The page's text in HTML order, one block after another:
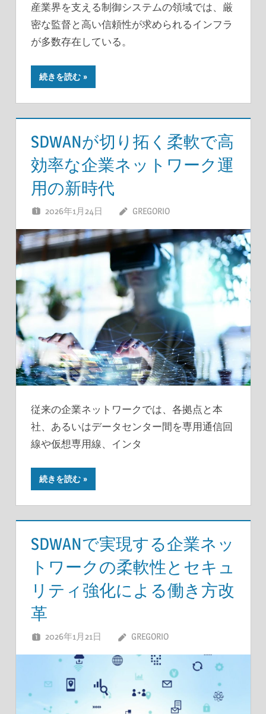
産業界を支える制御システムの領域では、厳
密な監督と高い信頼性が求められるインフラ
が多数存在している。
続きを読む
SDWANが切り拓く柔軟で高
効率な企業ネットワーク運
用の新時代
2026年1月24日 GREGORIO
従来の企業ネットワークでは、各拠点と本
社、あるいはデータセンター間を専用通信回
線や仮想専用線、インタ
続きを読む
SDWANで実現する企業ネッ
トワークの柔軟性とセキュ
リティ強化による働き方改
革
2026年1月21日 GREGORIO